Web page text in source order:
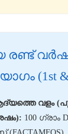
രണ്ട്
(1st &
വളം
100 ഗ്രാം